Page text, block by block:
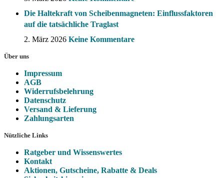
Die Haltekraft von Scheibenmagneten: Einflussfaktoren
auf die tatsächliche Traglast
2. März 2026 Keine Kommentare
Über uns
Impressum
AGB
Widerrufsbelehrung
Datenschutz
Versand & Lieferung
Zahlungsarten
Nützliche Links
Ratgeber und Wissenswertes
Kontakt
Aktionen, Gutscheine, Rabatte & Deals